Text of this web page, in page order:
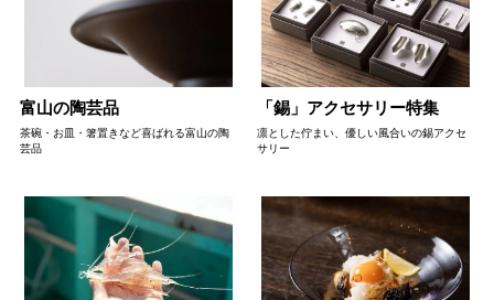
富山の陶芸品
茶碗・お皿・箸置きなど喜ばれる富山の陶
芸品
「錫」アクセサリー特集
凛とした佇まい、優しい風合いの錫アクセ
サリー